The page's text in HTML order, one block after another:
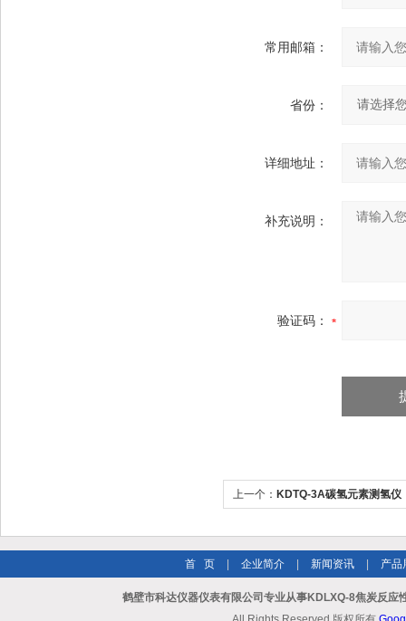
常用邮箱：
省份：
详细地址：
补充说明：
验证码：
上一个： KDTQ-3A碳氢元素测氢仪
首 页 企业简介 新闻资讯 产品
鹤壁市科达仪器仪表有限公司专业从事KDLXQ-8焦炭反